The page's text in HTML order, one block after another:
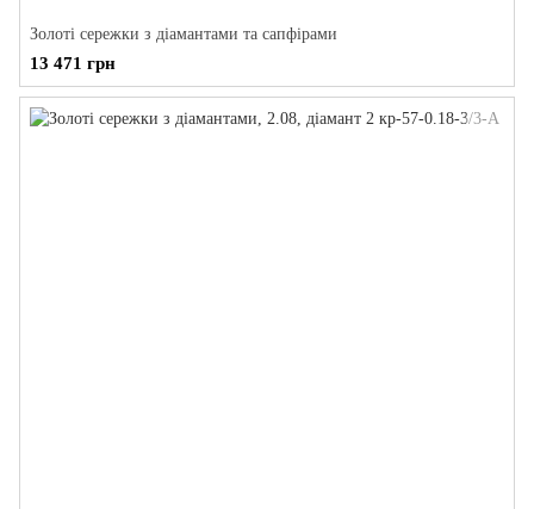
Золоті сережки з діамантами та сапфірами
13 471 грн